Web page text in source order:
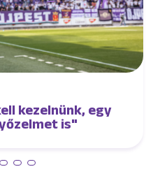
kezelnünk, egy
is"